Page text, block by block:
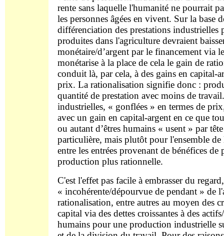
rente sans laquelle l'humanité ne pourrait
les personnes âgées en vivent. Sur la base
différenciation des prestations
produites dans l'agriculture devraient
monétaire/d’argent par le financement via
monétarise à la place de cela le gain de
conduit là, par cela, à des gains en capital-
prix. La rationalisation signifie donc :
quantité de prestation avec moins de
industrielles, « gonflées » en termes de
avec un gain en capital-argent en ce que
ou autant d’êtres humains « usent » par
particulière, mais plutôt pour l'ensemble
entre les entrées provenant de bénéfices
production plus rationnelle.
C'est l'effet pas facile à embrasser du
« incohérente/dépourvue de pendant » de
rationalisation, entre autres au moyen des
capital via des dettes croissantes à des
humains pour une production industrielle